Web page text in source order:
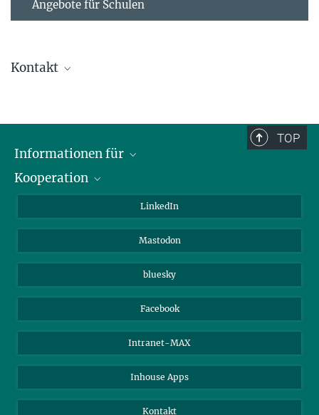
Angebote für Schulen
Kontakt
overmeyer@...
TOP
Informationen für
Journalisten
Kooperation
Max-Planck-Gesellschaft
Beutenberg Campus e.V.
LinkedIn
Mastodon
bluesky
Facebook
Intranet-MAX
Inhouse Apps
Kontakt